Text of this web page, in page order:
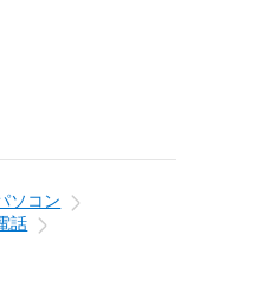
ソコン
話